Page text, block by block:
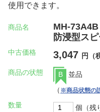
使用できます。
商品名
MH-
防浸型ス
中古価格 3,047 円（
商品の状態 B
並品
（ ※商品状態の
数量
個（残